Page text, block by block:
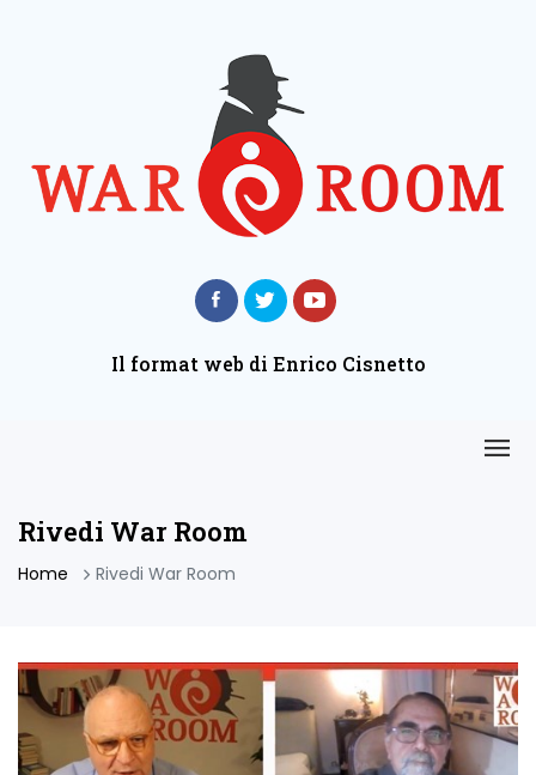
Il format web di Enrico Cisnetto
Rivedi War Room
Home Rivedi War Room